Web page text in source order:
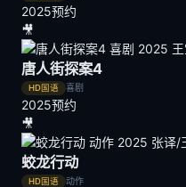
2025预约
🎥
唐人街探案4
HD国语 喜剧
2025预约
🎥
蛟龙行动
HD国语 动作